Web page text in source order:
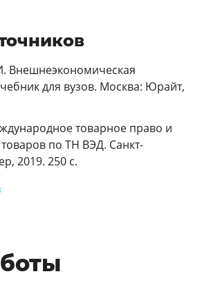
Внешнеэкономическая
для вузов. Москва: Юрайт,
товарное право и
по ТН ВЭД. Санкт-
2019. 250 с.